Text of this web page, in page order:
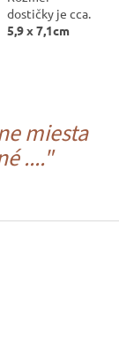
dostičky je cca.
5,9 x 7,1cm
miesta
...."